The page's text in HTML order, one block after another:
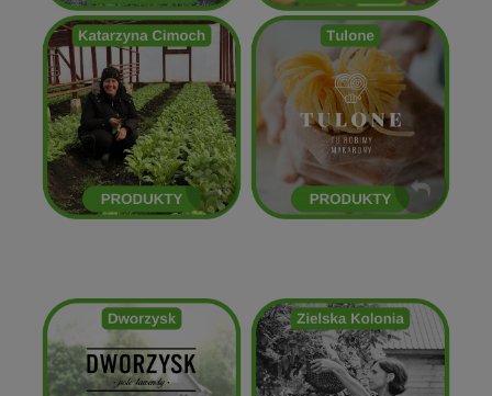
Kasia Cimoch
ZOBACZ
Dworzysk Zielska Kolonia